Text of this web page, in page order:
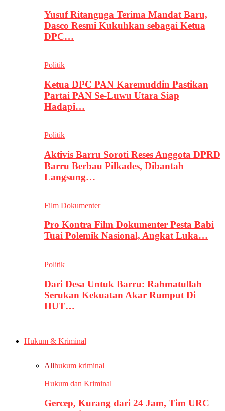
Yusuf Ritangnga Terima Mandat Baru,
Dasco Resmi Kukuhkan sebagai Ketua
DPC…
Politik
Ketua DPC PAN Karemuddin Pastikan
Partai PAN Se-Luwu Utara Siap
Hadapi…
Politik
Aktivis Barru Soroti Reses Anggota DPRD
Barru Berbau Pilkades, Dibantah
Langsung…
Film Dokumenter
Pro Kontra Film Dokumenter Pesta Babi
Tuai Polemik Nasional, Angkat Luka…
Politik
Dari Desa Untuk Barru: Rahmatullah
Serukan Kekuatan Akar Rumput Di
HUT…
Hukum & Kriminal
Allhukum kriminal
Hukum dan Kriminal
Gercep, Kurang dari 24 Jam, Tim URC